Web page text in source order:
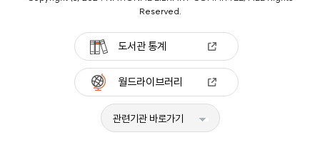
Reserved.
도서관 통계
월드라이브러리
관련기관 바로가기